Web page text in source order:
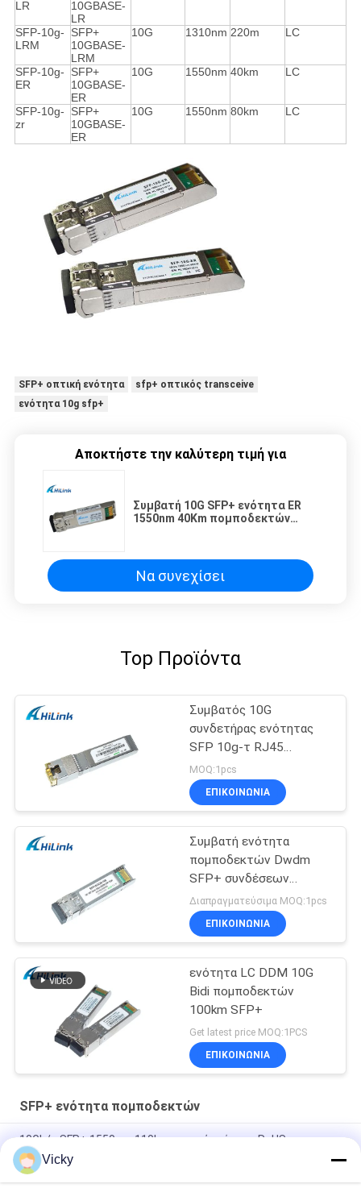
LR
10GBASE-
LR
SFP-10g-
LRM
SFP+
10GBASE-
LRM
10G 1310nm 220m LC
SFP-10g-
ER
SFP+
10GBASE-
ER
10G 1550nm 40km LC
SFP-10g-
zr
SFP+
10GBASE-
ER
10G 1550nm 80km LC
SFP+ οπτική ενότητα
sfp+ οπτικός transceive
ενότητα 10g sfp+
Αποκτήστε την καλύτερη τιμή για
Συμβατή 10G SFP+ ενότητα ER
1550nm 40Km πομποδεκτών
Να συνεχίσει
Top Προϊόντα
Συμβατός 10G
συνδετήρας ενότητας
SFP 10g-τ RJ45
πομποδεκτών χαλκού
SFP+ της Cisco
MOQ:1pcs
ΕΠΙΚΟΙΝΩΝΙΑ
Συμβατή ενότητα
πομποδεκτών Dwdm
SFP+ συνδέσεων
δύναμης της Cisco SFP
10G 100KM 26db
Διαπραγματεύσιμα MOQ:1pcs
ΕΠΙΚΟΙΝΩΝΙΑ
ενότητα LC DDM 10G
Bidi πομποδεκτών
100km SFP+
Get latest price MOQ:1PCS
ΕΠΙΚΟΙΝΩΝΙΑ
SFP+ ενότητα πομποδεκτών
10Gb/s SFP+ 1550nm 110km οπτική ενότητα RoHS
πομποδεκτών υποχωρητικό
Vicky